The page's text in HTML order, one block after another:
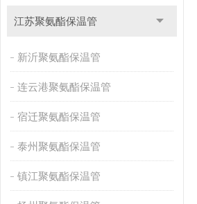
江苏聚氨酯保温管
新沂聚氨酯保温管
连云港聚氨酯保温管
宿迁聚氨酯保温管
泰州聚氨酯保温管
镇江聚氨酯保温管